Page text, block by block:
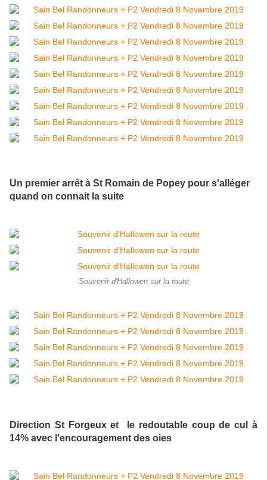
Un premier arrêt à St Romain de Popey pour s'alléger
quand on connait la suite
Souvenir d'Hallowen sur la route
Direction St Forgeux et le redoutable coup de cul à
14% avec l'encouragement des oies